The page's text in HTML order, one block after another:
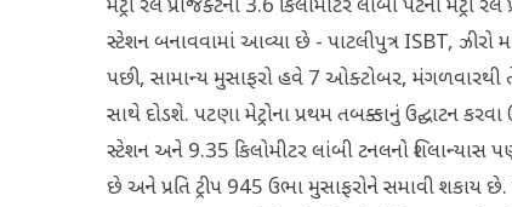
મેટ્રો રેલ પ્રોજેક્ટના 3.6 કિલોમીટર લાંબા પટના
સ્ટેશન બનાવવામાં આવ્યા છે - પાટલીપુત્ર ISBT, ઝીરો
પછી, સામાન્ય મુસાફરો હવે 7 ઓક્ટોબર, મંગળવારથી
સાથે દોડશે. પટણા મેટ્રોના પ્રથમ તબક્કાનું ઉદ્ઘાટન
સ્ટેશન અને 9.35 કિલોમીટર લાંબી ટનલનો શિલાન્યાસ
છે અને પ્રતિ ટ્રીપ 945 ઉભા મુસાફરોને સમાવી શકાય છે.